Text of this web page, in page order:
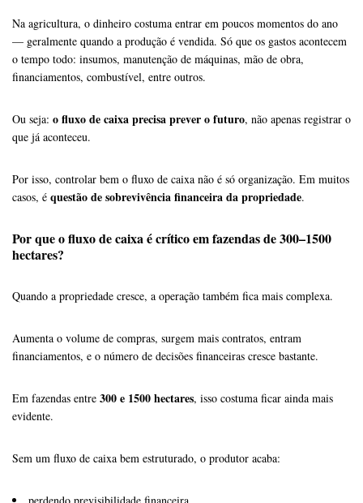
Na agricultura, o dinheiro costuma entrar em poucos momentos do ano
— geralmente quando a produção é vendida. Só que os gastos acontecem
o tempo todo: insumos, manutenção de máquinas, mão de obra,
financiamentos, combustível, entre outros.
Ou seja: o fluxo de caixa precisa prever o futuro, não apenas registrar o
que já aconteceu.
Por isso, controlar bem o fluxo de caixa não é só organização. Em muitos
casos, é questão de sobrevivência financeira da propriedade.
Por que o fluxo de caixa é crítico em fazendas de 300–1500
hectares?
Quando a propriedade cresce, a operação também fica mais complexa.
Aumenta o volume de compras, surgem mais contratos, entram
financiamentos, e o número de decisões financeiras cresce bastante.
Em fazendas entre 300 e 1500 hectares, isso costuma ficar ainda mais
evidente.
Sem um fluxo de caixa bem estruturado, o produtor acaba:
perdendo previsibilidade financeira